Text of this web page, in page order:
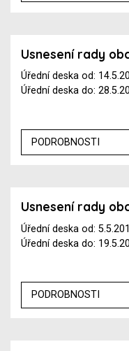
Usnesení rady
Úřední deska od:
Úřední deska do:
PODROBNOSTI
Usnesení rady
Úřední deska od:
Úřední deska do:
PODROBNOSTI